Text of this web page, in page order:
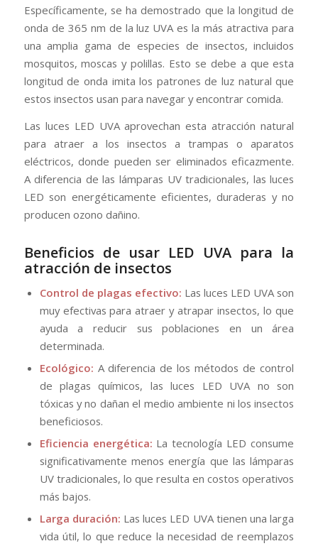
Específicamente, se ha demostrado que la longitud de
onda de 365 nm de la luz UVA es la más atractiva para
una amplia gama de especies de insectos, incluidos
mosquitos, moscas y polillas. Esto se debe a que esta
longitud de onda imita los patrones de luz natural que
estos insectos usan para navegar y encontrar comida.
Las luces LED UVA aprovechan esta atracción natural
para atraer a los insectos a trampas o aparatos
eléctricos, donde pueden ser eliminados eficazmente.
A diferencia de las lámparas UV tradicionales, las luces
LED son energéticamente eficientes, duraderas y no
producen ozono dañino.
Beneficios de usar LED UVA para la
atracción de insectos
Control de plagas efectivo: Las luces LED UVA son
muy efectivas para atraer y atrapar insectos, lo que
ayuda a reducir sus poblaciones en un área
determinada.
Ecológico: A diferencia de los métodos de control
de plagas químicos, las luces LED UVA no son
tóxicas y no dañan el medio ambiente ni los insectos
beneficiosos.
Eficiencia energética: La tecnología LED consume
significativamente menos energía que las lámparas
UV tradicionales, lo que resulta en costos operativos
más bajos.
Larga duración: Las luces LED UVA tienen una larga
vida útil, lo que reduce la necesidad de reemplazos